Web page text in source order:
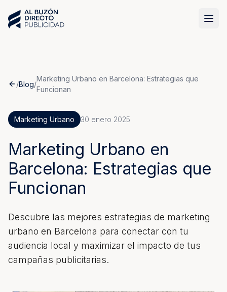
/Blog/
Marketing Urbano en Barcelona: Estrategias que
Funcionan
Marketing Urbano 30 enero 2025
Marketing Urbano en
Barcelona: Estrategias que
Funcionan
Descubre las mejores estrategias de marketing
urbano en Barcelona para conectar con tu
audiencia local y maximizar el impacto de tus
campañas publicitarias.